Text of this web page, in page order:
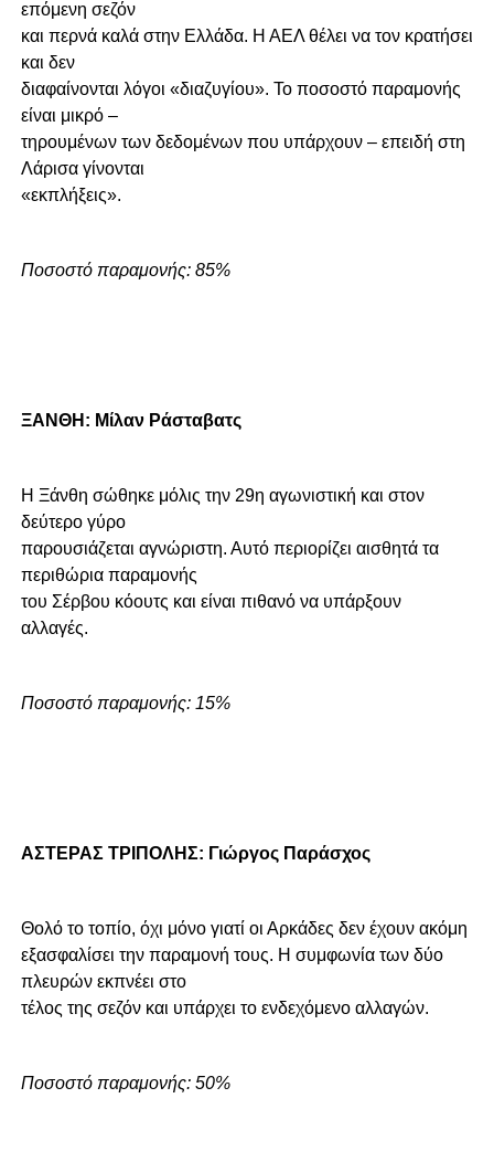
επόμενη σεζόν
και περνά καλά στην Ελλάδα. Η ΑΕΛ θέλει να τον κρατήσει
και δεν
διαφαίνονται λόγοι «διαζυγίου». Το ποσοστό παραμονής
είναι μικρό –
τηρουμένων των δεδομένων που υπάρχουν – επειδή στη
Λάρισα γίνονται
«εκπλήξεις».
Ποσοστό παραμονής: 85%
ΞΑΝΘΗ: Μίλαν Ράσταβατς
Η Ξάνθη σώθηκε μόλις την 29η αγωνιστική και στον
δεύτερο γύρο
παρουσιάζεται αγνώριστη. Αυτό περιορίζει αισθητά τα
περιθώρια παραμονής
του Σέρβου κόουτς και είναι πιθανό να υπάρξουν
αλλαγές.
Ποσοστό παραμονής: 15%
ΑΣΤΕΡΑΣ ΤΡΙΠΟΛΗΣ: Γιώργος Παράσχος
Θολό το τοπίο, όχι μόνο γιατί οι Αρκάδες δεν έχουν ακόμη
εξασφαλίσει την παραμονή τους. Η συμφωνία των δύο
πλευρών εκπνέει στο
τέλος της σεζόν και υπάρχει το ενδεχόμενο αλλαγών.
Ποσοστό παραμονής: 50%